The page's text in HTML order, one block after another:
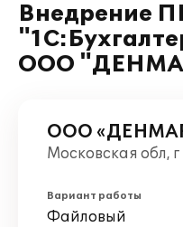
Внедрение
ООО
ООО
Московская обл,
Вариант работы
Файловый